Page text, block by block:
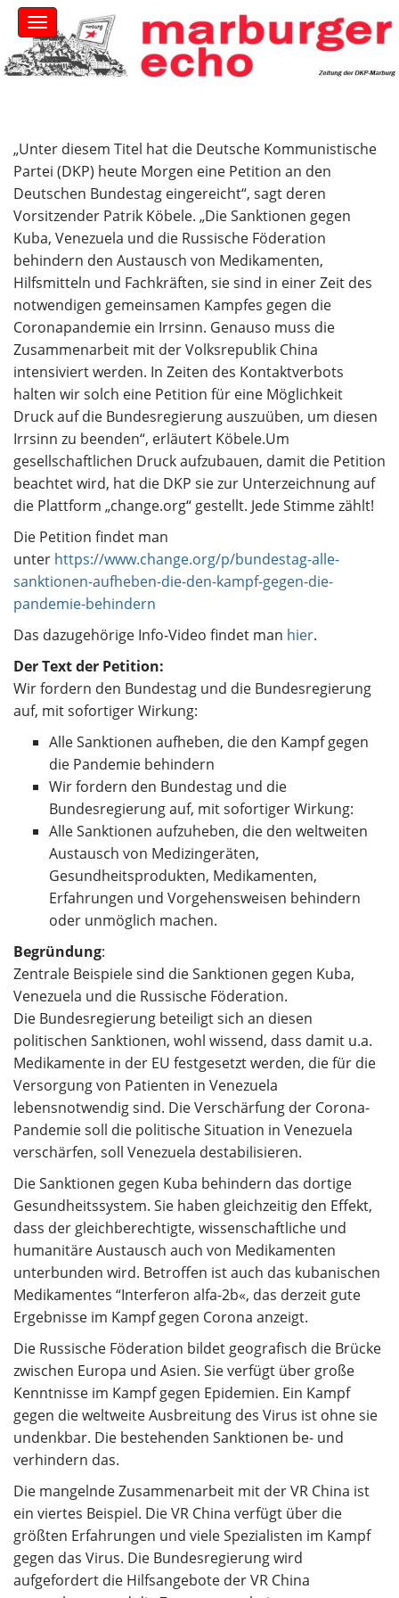
M
a
i
n
k
i
p
o
n
e
n
t
„Unter diesem Titel hat die Deutsche Kommunistische
Partei (DKP) heute Morgen eine Petition an den
Deutschen Bundestag eingereicht“, sagt deren
Vorsitzender Patrik Köbele. „Die Sanktionen gegen
Kuba, Venezuela und die Russische Föderation
behindern den Austausch von Medikamenten,
Hilfsmitteln und Fachkräften, sie sind in einer Zeit des
notwendigen gemeinsamen Kampfes gegen die
Coronapandemie ein Irrsinn. Genauso muss die
Zusammenarbeit mit der Volksrepublik China
intensiviert werden. In Zeiten des Kontaktverbots
halten wir solch eine Petition für eine Möglichkeit
Druck auf die Bundesregierung auszuüben, um diesen
Irrsinn zu beenden“, erläutert Köbele.Um
gesellschaftlichen Druck aufzubauen, damit die Petition
beachtet wird, hat die DKP sie zur Unterzeichnung auf
die Plattform „change.org“ gestellt. Jede Stimme zählt!
Die Petition findet man
unter https://www.change.org/p/bundestag-alle-
sanktionen-aufheben-die-den-kampf-gegen-die-
pandemie-behindern
Das dazugehörige Info-Video findet man hier.
Der Text der Petition:
Wir fordern den Bundestag und die Bundesregierung
auf, mit sofortiger Wirkung:
Alle Sanktionen aufheben, die den Kampf gegen
die Pandemie behindern
Wir fordern den Bundestag und die
Bundesregierung auf, mit sofortiger Wirkung:
Alle Sanktionen aufzuheben, die den weltweiten
Austausch von Medizingeräten,
Gesundheitsprodukten, Medikamenten,
Erfahrungen und Vorgehensweisen behindern
oder unmöglich machen.
Begründung:
Zentrale Beispiele sind die Sanktionen gegen Kuba,
Venezuela und die Russische Föderation.
Die Bundesregierung beteiligt sich an diesen
politischen Sanktionen, wohl wissend, dass damit u.a.
Medikamente in der EU festgesetzt werden, die für die
Versorgung von Patienten in Venezuela
lebensnotwendig sind. Die Verschärfung der Corona-
Pandemie soll die politische Situation in Venezuela
verschärfen, soll Venezuela destabilisieren.
Die Sanktionen gegen Kuba behindern das dortige
Gesundheitssystem. Sie haben gleichzeitig den Effekt,
dass der gleichberechtigte, wissenschaftliche und
humanitäre Austausch auch von Medikamenten
unterbunden wird. Betroffen ist auch das kubanischen
Medikamentes “Interferon alfa-2b«, das derzeit gute
Ergebnisse im Kampf gegen Corona anzeigt.
Die Russische Föderation bildet geografisch die Brücke
zwischen Europa und Asien. Sie verfügt über große
Kenntnisse im Kampf gegen Epidemien. Ein Kampf
gegen die weltweite Ausbreitung des Virus ist ohne sie
undenkbar. Die bestehenden Sanktionen be- und
verhindern das.
Die mangelnde Zusammenarbeit mit der VR China ist
ein viertes Beispiel. Die VR China verfügt über die
größten Erfahrungen und viele Spezialisten im Kampf
gegen das Virus. Die Bundesregierung wird
aufgefordert die Hilfsangebote der VR China